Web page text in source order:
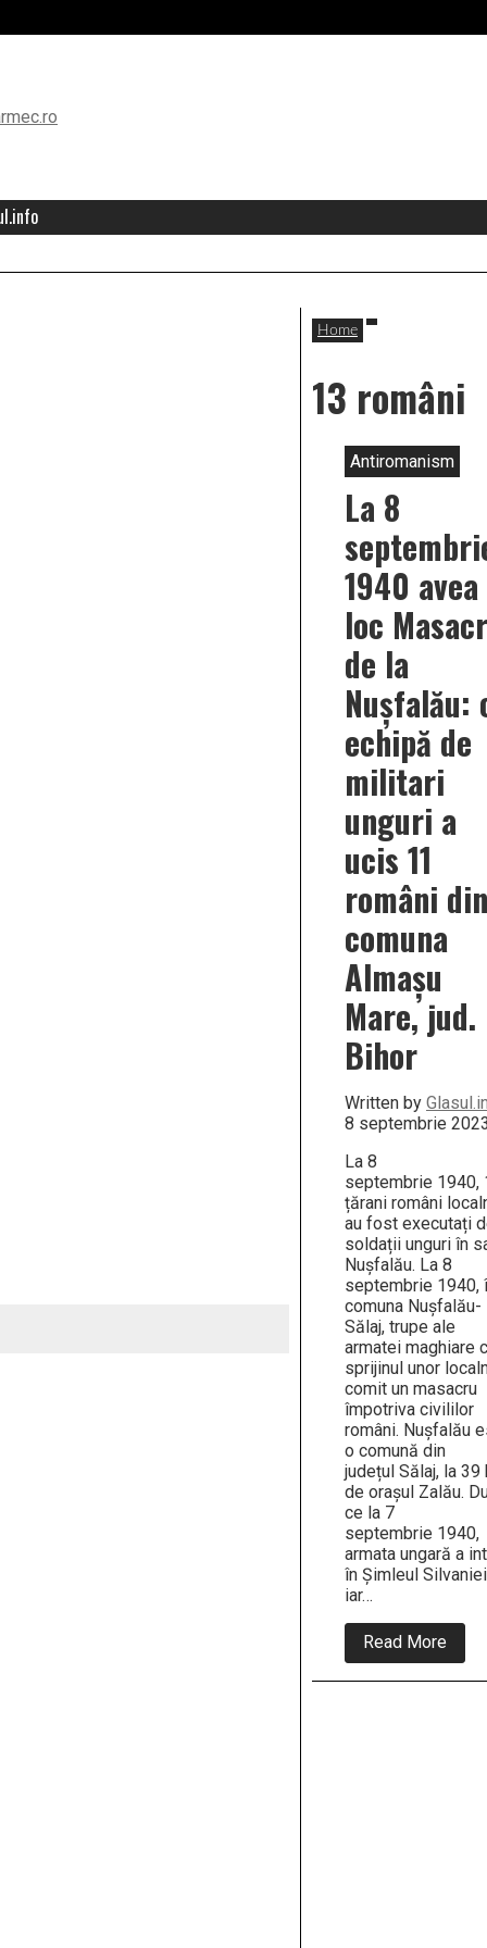
Home
13 români
Antiromanism
La 8
1940 avea
loc
de la
Nușfalău:
echipă de
militari
unguri a
ucis 11
români din
comuna
Almaşu
Mare, jud.
Bihor
Written by
8 septembrie
La 8
septembrie 1940,
țărani români
au fost executați
soldații unguri în
Nușfalău. La 8
septembrie 1940,
comuna Nușfalău-
Sălaj, trupe ale
armatei maghiare
sprijinul unor
comit un masacru
împotriva civililor
români. Nușfalău
o comună din
județul Sălaj, la 39
de orașul Zalău.
ce la 7
septembrie 1940,
armata ungară a
în Șimleul
iar…
Read More
La
8